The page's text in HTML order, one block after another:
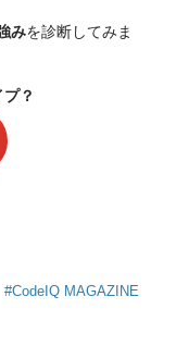
みを診断してみま
？
#CodeIQ MAGAZINE